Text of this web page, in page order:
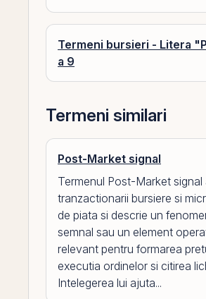
Termeni bursieri - Litera
a 9
Termeni similari
Post-Market signal
Termenul Post-Market signal
tranzactionarii bursiere si
de piata si descrie un
semnal sau un element
relevant pentru formarea
executia ordinelor si citirea
Intelegerea lui ajuta...